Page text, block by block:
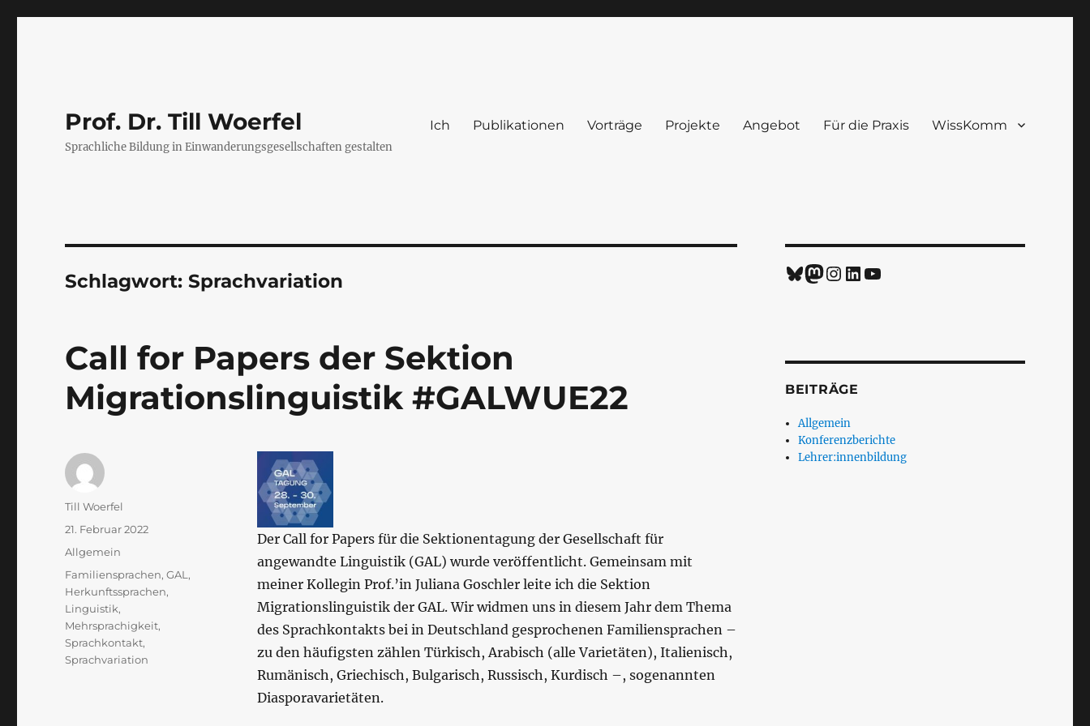
Prof. Dr. Till Woerfel
Sprachliche Bildung in Einwanderungsgesellschaften gestalten
Ich Publikationen Vorträge Projekte Angebot Für die Praxis WissKomm
Schlagwort:Sprachvariation
Call for Papers der Sektion
Migrationslinguistik #GALWUE22
Der Call for Papers für die Sektionentagung der Gesellschaft für
angewandte Linguistik (GAL) wurde veröffentlicht. Gemeinsam mit
meiner Kollegin Prof.’in Juliana Goschler leite ich die Sektion
Migrationslinguistik der GAL. Wir widmen uns in diesem Jahr dem Thema
des Sprachkontakts bei in Deutschland gesprochenen Familiensprachen –
zu den häufigsten zählen Türkisch, Arabisch (alle Varietäten), Italienisch,
Rumänisch, Griechisch, Bulgarisch, Russisch, Kurdisch –, sogenannten
Diasporavarietäten.
Autor
Till Woerfel
Veröffentlicht
am
21. Februar 2022
Kategorien
Allgemein
Schlagwörter
Familiensprachen,GAL ,
Herkunftssprachen,
Linguistik,
Mehrsprachigkeit,
Sprachkontakt,
Sprachvariation
Bluesky
Mastodon
Instagram
LinkedIn
YouTube
BEITRÄGE
Allgemein
Konferenzberichte
Lehrer:innenbildung